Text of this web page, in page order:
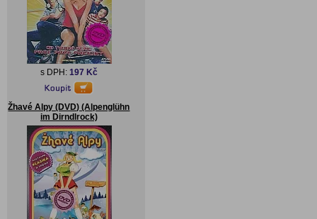
s DPH: 197 Kč
Žhavé Alpy (DVD) (Alpenglühn
im Dirndlrock)